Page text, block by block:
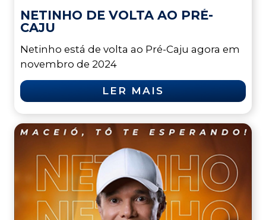
NETINHO DE VOLTA AO PRÉ-
CAJU
Netinho está de volta ao Pré-Caju agora em
novembro de 2024
LER MAIS